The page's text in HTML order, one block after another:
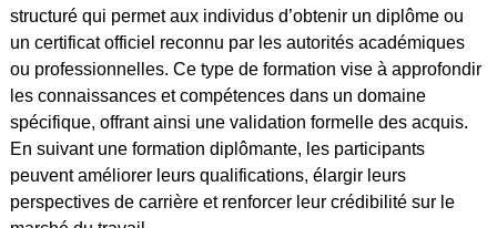
structuré qui permet aux individus d’obtenir un diplôme ou
un certificat officiel reconnu par les autorités académiques
ou professionnelles. Ce type de formation vise à approfondir
les connaissances et compétences dans un domaine
spécifique, offrant ainsi une validation formelle des acquis.
En suivant une formation diplômante, les participants
peuvent améliorer leurs qualifications, élargir leurs
perspectives de carrière et renforcer leur crédibilité sur le